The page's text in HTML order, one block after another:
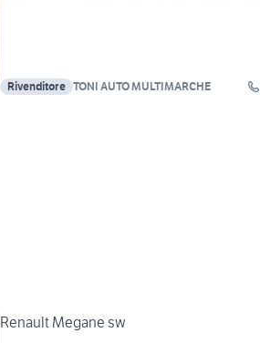
Rivenditore TONI AUTO MULTIMARCHE
Renault Megane sw